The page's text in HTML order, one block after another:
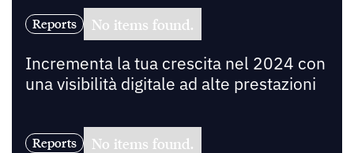
Reports No items found.
Incrementa la tua crescita nel 2024 con
una visibilità digitale ad alte prestazioni
Reports No items found.